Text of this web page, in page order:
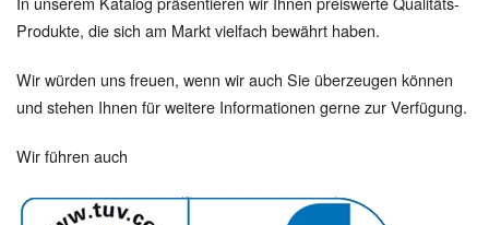
Produkte, die sich am Markt vielfach bewährt haben.
Wir würden uns freuen, wenn wir auch Sie überzeugen können
und stehen Ihnen für weitere Informationen gerne zur Verfügung.
Wir führen auch